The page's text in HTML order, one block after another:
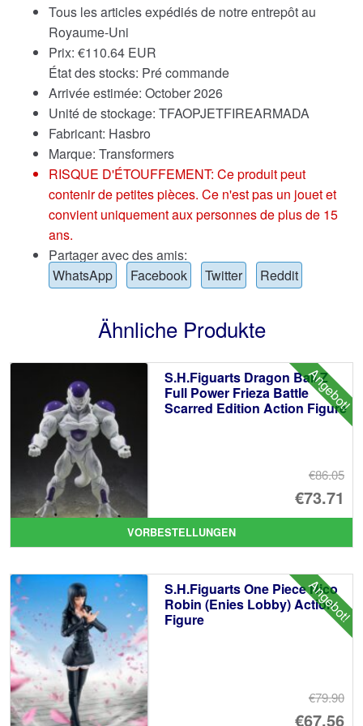
Tous les articles expédiés de notre entrepôt au
Royaume-Uni
Prix: €110.64 EUR
État des stocks: Pré commande
Arrivée estimée: October 2026
Unité de stockage: TFAOPJETFIREARMADA
Fabricant: Hasbro
Marque: Transformers
RISQUE D'ÉTOUFFEMENT: Ce produit peut
contenir de petites pièces. Ce n'est pas un jouet et
convient uniquement aux personnes de plus de 15
ans.
Partager avec des amis:
WhatsApp
Facebook Twitter Reddit
Ähnliche Produkte
Angebot!
S.H.Figuarts Dragon Ball Z
Full Power Frieza Battle
Scarred Edition Action Figure
€86.05
€73.71
VORBESTELLUNGEN
Angebot!
S.H.Figuarts One Piece Nico
Robin (Enies Lobby) Action
Figure
€79.90
€67.56